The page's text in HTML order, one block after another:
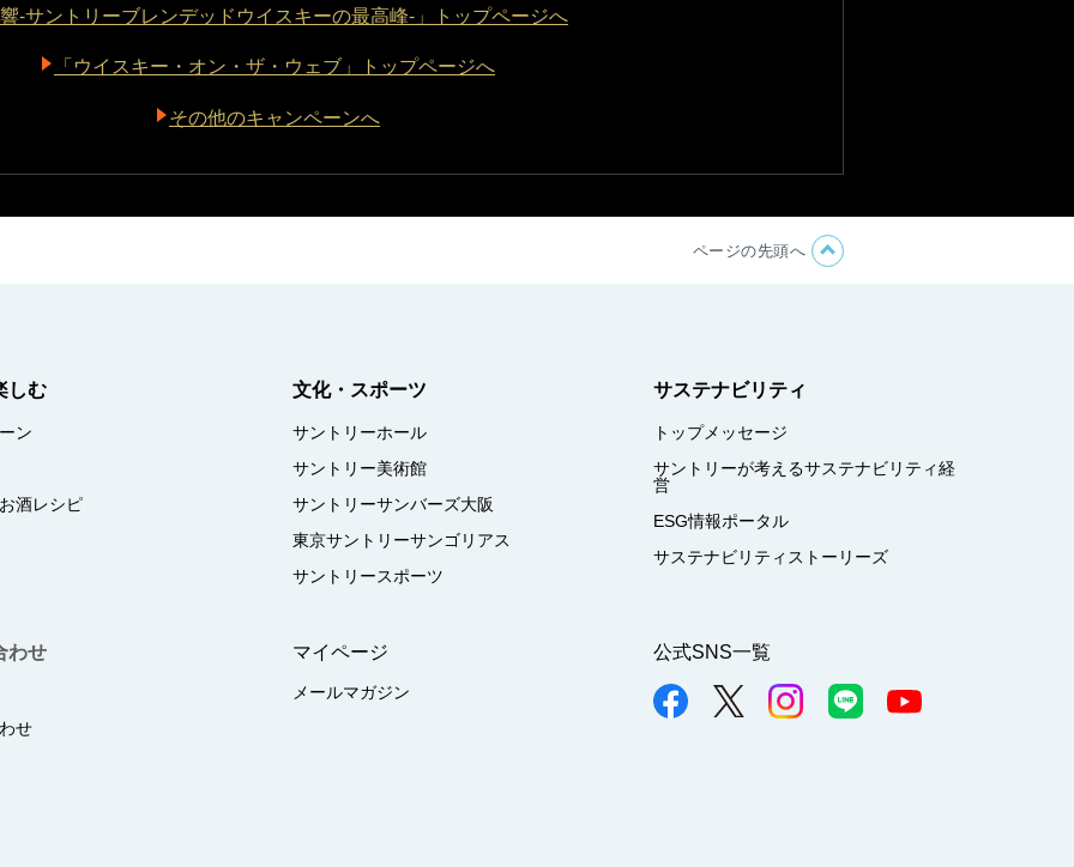
-サントリーブレンデッドウイスキーの最高峰-」トップページへ
「ウイスキー・オン・ザ・ウェブ」トップページへ
その他のキャンペーンへ
ページの先頭へ
しむ
ン
酒レシピ
文化・スポーツ
サントリーホール
サントリー美術館
サントリーサンバーズ大阪
東京サントリーサンゴリアス
サントリースポーツ
サステナビリティ
トップメッセージ
サントリーが考えるサステナビリティ経
営
ESG情報ポータル
サステナビリティストーリーズ
わせ
せ
マイページ
メールマガジン
公式SNS一覧